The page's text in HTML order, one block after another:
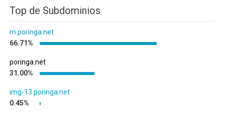
Top de Subdominios
m.poringa.net
66.71%
poringa.net
31.00%
img-13.poringa.net
0.45%